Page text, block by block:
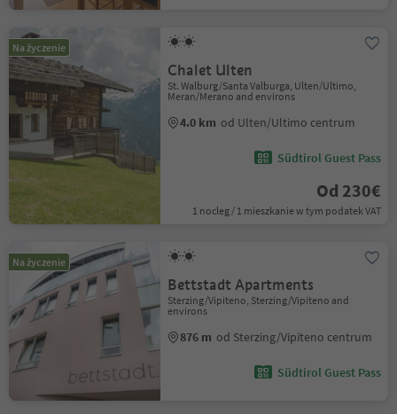
Na życzenie
Chalet Ulten
St. Walburg/Santa Valburga, Ulten/Ultimo,
Meran/Merano and environs
4.0 km od Ulten/Ultimo centrum
Südtirol Guest Pass
Od 230€
1 nocleg / 1 mieszkanie w tym podatek VAT
Na życzenie
Bettstadt Apartments
Sterzing/Vipiteno, Sterzing/Vipiteno and
environs
876 m od Sterzing/Vipiteno centrum
Südtirol Guest Pass